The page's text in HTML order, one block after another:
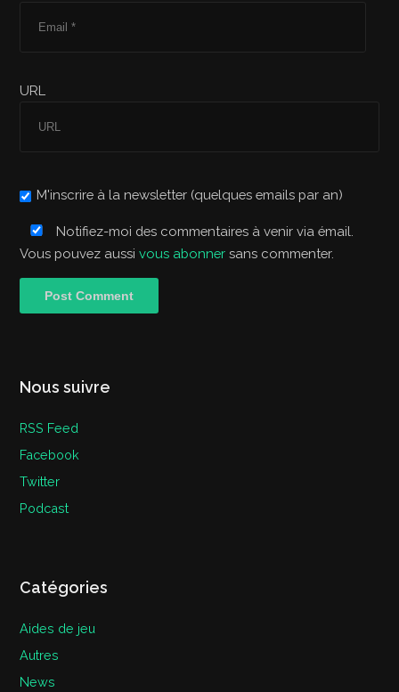
URL
M'inscrire à la newsletter (quelques emails par an)
Notifiez-moi des commentaires à venir via émail.
Vous pouvez aussivous abonner sans commenter.
Nous suivre
RSS Feed
Facebook
Twitter
Podcast
Catégories
Aides de jeu
Autres
News